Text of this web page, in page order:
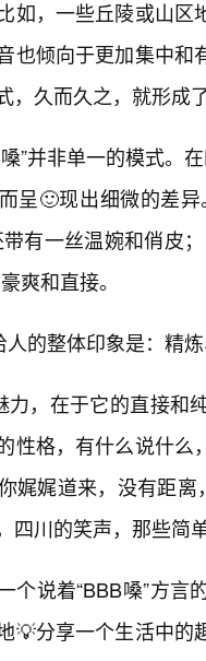
如，一些丘陵或山
也倾向于更加集中
，久而久之，就形成
”并非单一的模式。
呈🙂现出细微的差
有一丝温婉和俏皮
爽和直接。
人的整体印象是：精
力，在于它的直接
性格，有什么说什
娓娓道来，没有距
四川的笑声，那些简
个说着“BBB嗓”方
💡分享一个生活中